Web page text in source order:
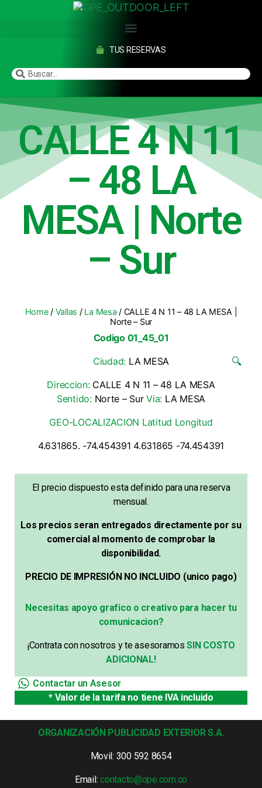
TUS RESERVAS
CALLE 4 N 11
– 48 LA
MESA | Norte
– Sur
Home/ Vallas / La Mesa / CALLE 4 N 11 – 48 LA MESA |
Norte – Sur
🔍
Codigo 01_45_01
Ciudad: LA MESA
Direccion:CALLE 4 N 11 – 48 LA MESA
Sentido:Norte – SurVia: LA MESA
GEO-LOCALIZACION Latitud Longitud
4.631865. -74.454391 4.631865 -74.454391
El precio dispuesto esta definido para una reserva
mensual.
Los precios seran entregados directamente por su
comercial al momento de comprobar la
disponibilidad.
PRECIO DE IMPRESIÓN NO INCLUIDO (unico pago)
Necesitas apoyo grafico o creativo para hacer tu
comunicacion?
¡Contrata con nosotros y te asesoramos SIN COSTO
ADICIONAL!
Contactar un Asesor
* Valor de la tarifa no tiene IVA incluido
ORGANIZACIÓN PUBLICIDAD EXTERIOR S.A.
Movil: 300 592 8654
Email:contacto@ope.com.co